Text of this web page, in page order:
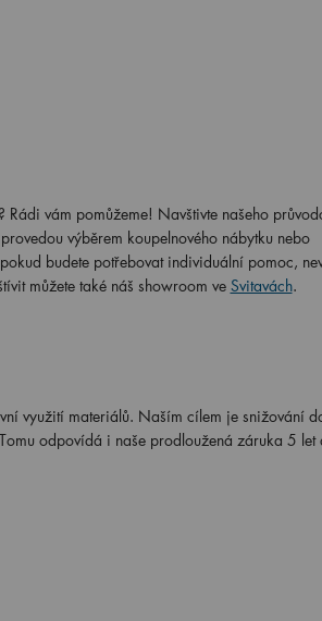
vám pomůžeme! Navštivte našeho
výběrem koupelnového nábytku nebo
budete potřebovat individuální pomoc,
můžete také náš showroom ve Svitavách.
využití materiálů. Naším cílem je snižování
odpovídá i naše prodloužená záruka 5 let